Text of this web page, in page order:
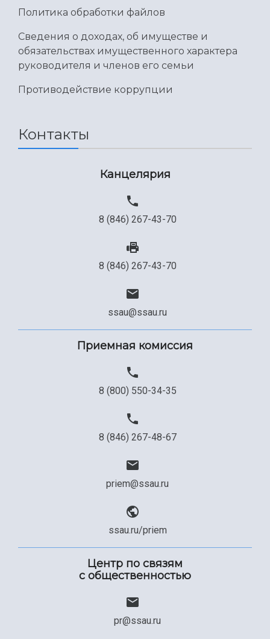
Политика обработки файлов
Сведения о доходах, об имуществе и
обязательствах имущественного характера
руководителя и членов его семьи
Противодействие коррупции
Контакты
Канцелярия
8 (846) 267-43-70
8 (846) 267-43-70
ssau@ssau.ru
Приемная комиссия
8 (800) 550-34-35
8 (846) 267-48-67
priem@ssau.ru
ssau.ru/priem
Центр по связям
с общественностью
pr@ssau.ru